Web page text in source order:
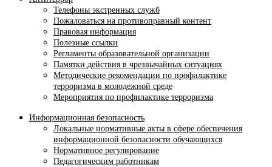
Телефоны экстренных служб
Пожаловаться на противоправный контент
Правовая информация
Полезные ссылки
Регламенты образовательной организации
Памятки действия в чрезвычайных ситуациях
Методические рекомендации по профилактике
терроризма в молодежной среде
Мероприятия по профилактике терроризма
Информационная безопасность
Локальные нормативные акты в сфере обеспечения
информационной безопасности обучающихся
Нормативное регулирование
Педагогическим работникам